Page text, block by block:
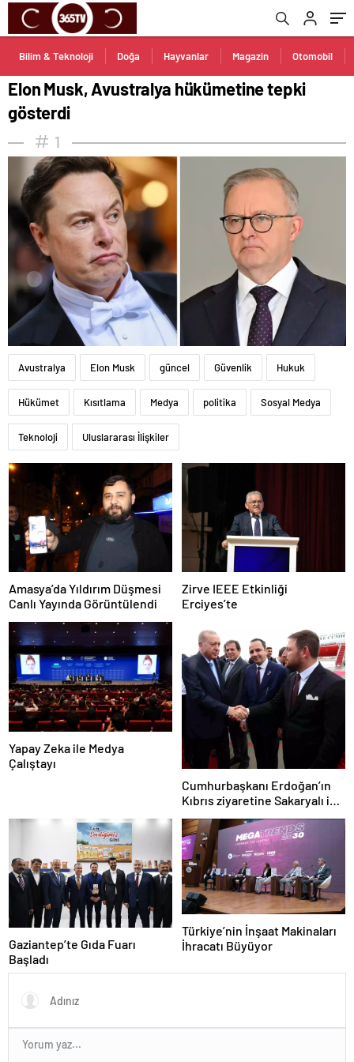
Bilim & Teknoloji Doğa Hayvanlar Magazin Otomobil
Elon Musk, Avustralya hükümetine tepki
gösterdi
1
Avustralya Elon Musk güncel Güvenlik Hukuk
Hükümet Kısıtlama Medya politika Sosyal Medya
Teknoloji Uluslararası İlişkiler
Amasya’da Yıldırım Düşmesi
Canlı Yayında Görüntülendi
Zirve IEEE Etkinliği
Erciyes’te
Yapay Zeka ile Medya
Çalıştayı
Cumhurbaşkanı Erdoğan’ın
Kıbrıs ziyaretine Sakaryalı iş
insanı da eşlik etti
Gaziantep’te Gıda Fuarı
Başladı
Türkiye’nin İnşaat Makinaları
İhracatı Büyüyor